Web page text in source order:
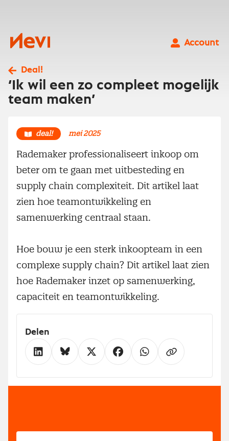
Nevi
Account
Deal!
‘Ik wil een zo compleet mogelijk
team maken’
deal! mei 2025
Rademaker professionaliseert inkoop om
beter om te gaan met uitbesteding en
supply chain complexiteit. Dit artikel laat
zien hoe teamontwikkeling en
samenwerking centraal staan.
Hoe bouw je een sterk inkoopteam in een
complexe supply chain? Dit artikel laat zien
hoe Rademaker inzet op samenwerking,
capaciteit en teamontwikkeling.
Delen